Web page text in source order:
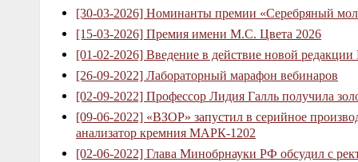
[30-03-2026] Номинанты премии «Серебряный
[15-03-2026] Премия имени М.С. Цвета 2026
[01-02-2026] Введение в действие новой
[26-09-2022] Лабораторный марафон вебинаров
[02-09-2022] Профессор Лидия Галль получила
[09-06-2022] «ВЗОР» запустил в серийное
анализатор кремния МАРК-1202
[02-06-2022] Глава Минобрнауки РФ обсудил с